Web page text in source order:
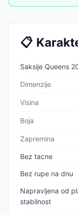
📋
Saksije Queens
Dimenzije
Visina
Boja
Zapremina
Bez tacne
Bez rupe na dnu
Napravljena od
stabilnost